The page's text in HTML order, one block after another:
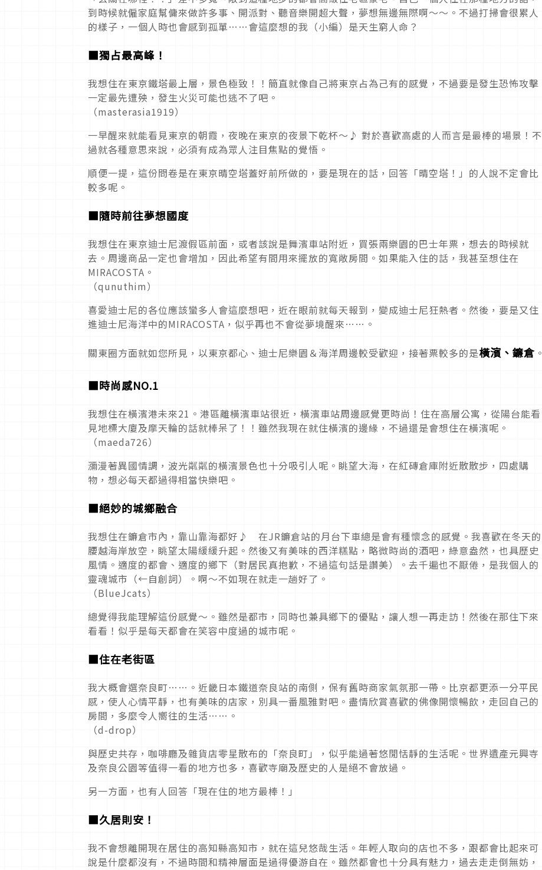
到時候就僱家庭幫傭來做許多事、開派對、聽音樂開超大聲，夢想無邊無際啊～～。不過打掃會很累人
的樣子，一個人時也會感到孤單……會這麼想的我（小編）是天生窮人命？
■獨占最高峰！
我想住在東京鐵塔最上層，景色極致！！簡直就像自己將東京占為己有的感覺，不過要是發生恐怖攻擊
一定最先遭殃，發生火災可能也逃不了吧。
（masterasia1919）
一早醒來就能看見東京的朝霞，夜晚在東京的夜景下乾杯～♪ 對於喜歡高處的人而言是最棒的場景！不
過就各種意思來說，必須有成為眾人注目焦點的覺悟。
順便一提，這份問卷是在東京晴空塔蓋好前所做的，要是現在的話，回答「晴空塔！」的人說不定會比
較多呢。
■隨時前往夢想國度
我想住在東京迪士尼渡假區前面，或者該說是舞濱車站附近，買張兩樂園的巴士年票，想去的時候就
去。周邊商品一定也會增加，因此希望有間用來擺放的寬敞房間。如果能入住的話，我甚至想住在
MIRACOSTA。
（qunuthim）
喜愛迪士尼的各位應該蠻多人會這麼想吧，近在眼前就每天報到，變成迪士尼狂熱者。然後，要是又住
進迪士尼海洋中的MIRACOSTA，似乎再也不會從夢境醒來……。
關東圈方面就如您所見，以東京都心、迪士尼樂園＆海洋周邊較受歡迎，接著票較多的是橫濱、鐮倉 。
■時尚感NO.1
我想住在橫濱港未來21。港區離橫濱車站很近，橫濱車站周邊感覺更時尚！住在高層公寓，從陽台能看
見地標大廈及摩天輪的話就棒呆了！！雖然我現在就住橫濱的邊緣，不過還是會想住在橫濱呢。
（maeda726）
瀰漫著異國情調，波光粼粼的橫濱景色也十分吸引人呢。眺望大海，在紅磚倉庫附近散散步，四處購
物，想必每天都過得相當快樂吧。
■絕妙的城鄉融合
我想住在鐮倉市內，靠山靠海都好♪ 在JR鐮倉站的月台下車總是會有種懷念的感覺。我喜歡在冬天的
腰越海岸放空，眺望太陽緩緩升起。然後又有美味的西洋糕點，略微時尚的酒吧，綠意盎然，也具歷史
風情。適度的都會、適度的鄉下（對居民真抱歉，不過這句話是讚美）。去千遍也不厭倦，是我個人的
靈魂城市（←自創詞）。啊～不如現在就走一趟好了。
（BlueJcats）
總覺得我能理解這份感覺～。雖然是都市，同時也兼具鄉下的優點，讓人想一再走訪！然後在那住下來
看看！似乎是每天都會在笑容中度過的城市呢。
■住在老街區
我大概會選奈良町……。近畿日本鐵道奈良站的南側，保有舊時商家氣氛那一帶。比京都更添一分平民
感，使人心情平靜，也有美味的店家，別具一番風雅對吧。盡情欣賞喜歡的佛像開懷暢飲，走回自己的
房間，多麼令人嚮往的生活……。
（d-drop）
與歷史共存，咖啡廳及雜貨店零星散布的「奈良町」，似乎能過著悠閒恬靜的生活呢。世界遺產元興寺
及奈良公園等值得一看的地方也多，喜歡寺廟及歷史的人是絕不會放過。
另一方面，也有人回答「現在住的地方最棒！」
■久居則安！
我不會想離開現在居住的高知縣高知市，就在這兒悠哉生活。年輕人取向的店也不多，跟都會比起來可
說是什麼都沒有，不過時間和精神層面是過得優游自在。雖然都會也十分具有魅力，過去走走倒無妨，